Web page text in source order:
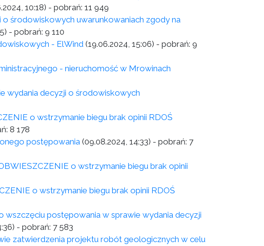
10:18) - pobrań: 11 949
o środowiskowych uwarunkowaniach zgody na
- pobrań: 9 110
- ElWind(19.06.2024, 15:06) - pobrań: 9
- nieruchomość w Mrowinach
wydania decyzji o środowiskowych
o wstrzymanie biegu brak opinii RDOŚ
8 178
postępowania (09.08.2024, 14:33) - pobrań: 7
o wstrzymanie biegu brak opinii
o wstrzymanie biegu brak opinii RDOŚ
wszczęciu postępowania w sprawie wydania decyzji
- pobrań: 7 583
zatwierdzenia projektu robót geologicznych w celu